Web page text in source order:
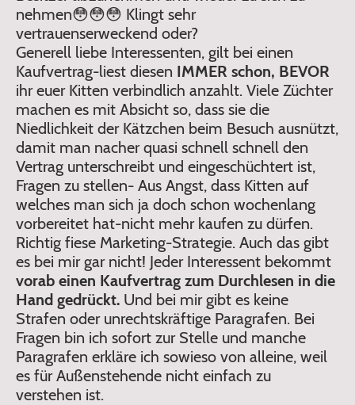
nehmen😳😳😳 Klingt sehr
vertrauenserweckend oder?
Generell liebe Interessenten, gilt bei einen
Kaufvertrag-liest diesen IMMER schon, BEVOR
ihr euer Kitten verbindlich anzahlt. Viele Züchter
machen es mit Absicht so, dass sie die
Niedlichkeit der Kätzchen beim Besuch ausnützt,
damit man nacher quasi schnell schnell den
Vertrag unterschreibt und eingeschüchtert ist,
Fragen zu stellen- Aus Angst, dass Kitten auf
welches man sich ja doch schon wochenlang
vorbereitet hat-nicht mehr kaufen zu dürfen.
Richtig fiese Marketing-Strategie. Auch das gibt
es bei mir gar nicht! Jeder Interessent bekommt
vorab einen Kaufvertrag zum Durchlesen in die
Hand gedrückt. Und bei mir gibt es keine
Strafen oder unrechtskräftige Paragrafen. Bei
Fragen bin ich sofort zur Stelle und manche
Paragrafen erkläre ich sowieso von alleine, weil
es für Außenstehende nicht einfach zu
verstehen ist.